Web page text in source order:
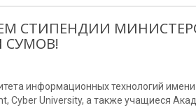
СТИПЕНДИИ
СУМОВ!
информационных технологий
Cyber University, а также учащиеся